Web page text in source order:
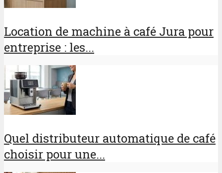
Location de machine à café Jura pour
entreprise : les...
Quel distributeur automatique de café
choisir pour une...